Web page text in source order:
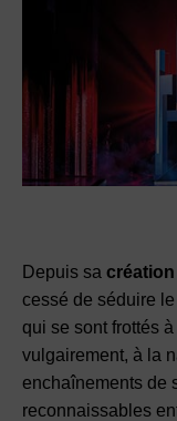
Depuis sa création
cessé de séduire
qui se sont frottés
vulgairement, à la
enchaînements de
reconnaissables